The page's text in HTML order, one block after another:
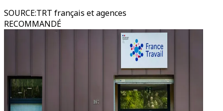
SOURCE:TRT français et agences
RECOMMANDÉ